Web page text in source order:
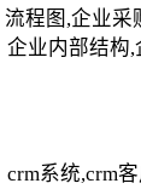
流程图,企业采
企业内部结构
crm系统,crm